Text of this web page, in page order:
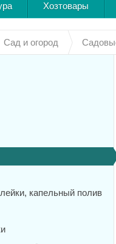
Хозтовары
Сад и огород
капельный полив